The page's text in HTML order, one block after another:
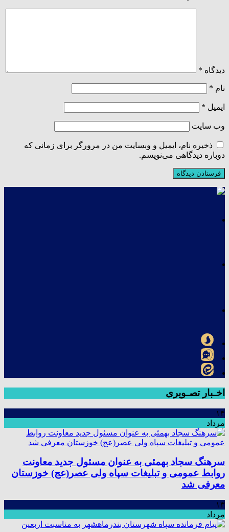
دیدگاه *
نام *
ایمیل *
وب‌ سایت
ذخیره نام، ایمیل و وبسایت من در مرورگر برای زمانی که
دوباره دیدگاهی می‌نویسم.
اخـبار تصـویری
۱۴
مرداد
سرهنگ سجاد بهمئی به عنوان مسئول جدید معاونت
روابط عمومی و تبلیغات سپاه ولی عصر(عج) خوزستان
معرفی شد
۱۳
مرداد